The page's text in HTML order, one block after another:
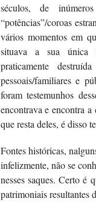
séculos, de
“potências”/coroas
vários momentos em
situava a sua única
praticamente
pessoais/familiares e
foram testemunhos
encontrava e encontra
que resta deles, é disso
Fontes históricas,
infelizmente, não se
nesses saques. Certo é
patrimoniais resultantes